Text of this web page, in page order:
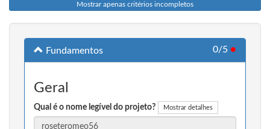
Mostrar apenas critérios incompletos
Fundamentos 0/5 ●
Geral
Qual é o nome legível do projeto? Mostrar detalhes